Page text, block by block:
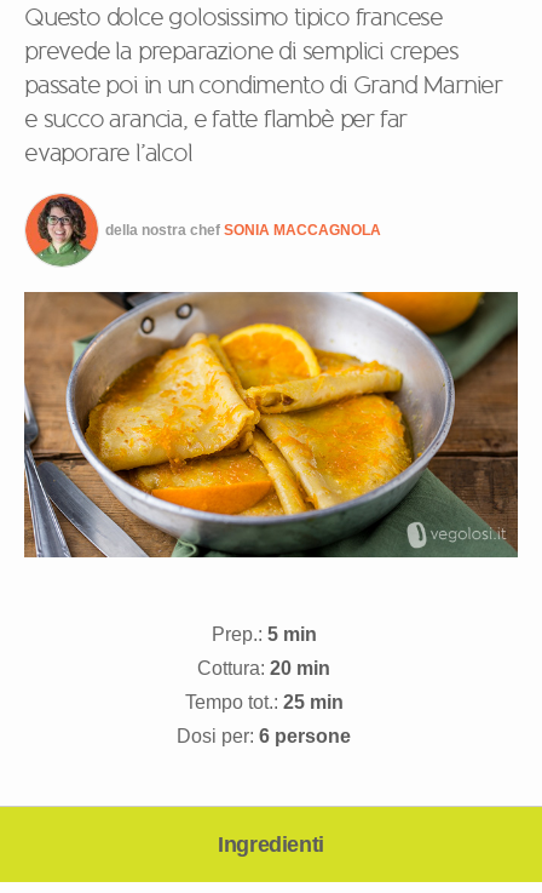
Questo dolce golosissimo tipico francese
prevede la preparazione di semplici crepes
passate poi in un condimento di Grand Marnier
e succo arancia, e fatte flambè per far
evaporare l’alcol
della nostra chef SONIA MACCAGNOLA
Prep.: 5 min
Cottura: 20 min
Tempo tot.: 25 min
Dosi per: 6 persone
Ingredienti